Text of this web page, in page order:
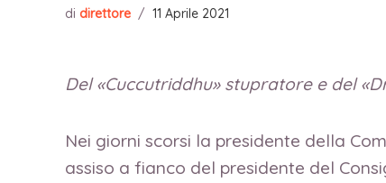
di direttore / 11 Aprile 2021
Del «Cuccutriddhu» stupratore e del
Nei giorni scorsi la presidente della
assiso a fianco del presidente del